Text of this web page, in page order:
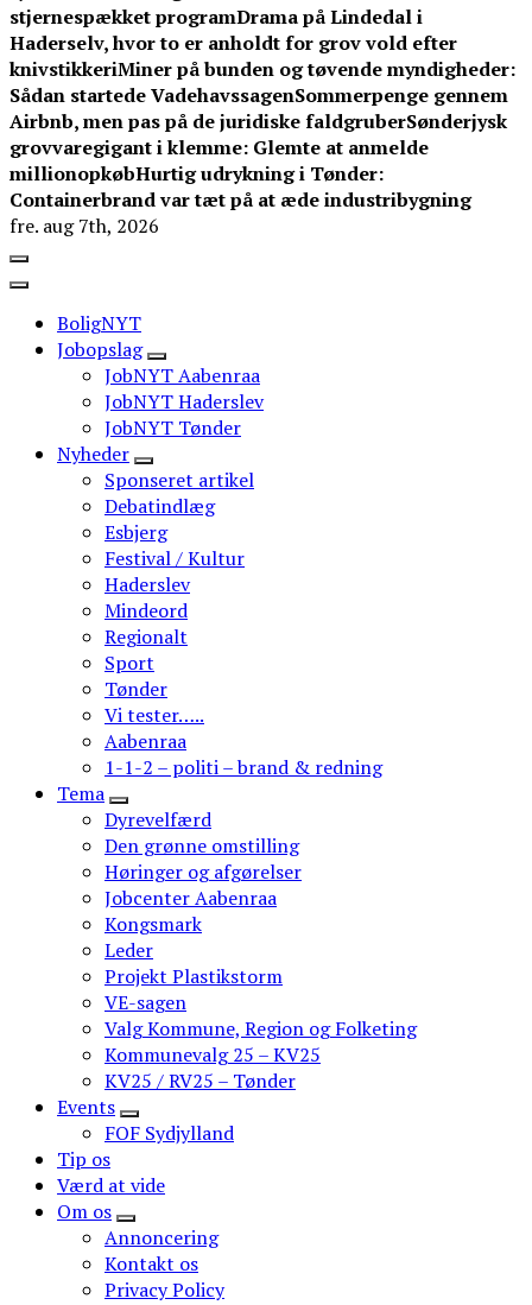
stjernespækket programDrama på Lindedal i
Haderselv, hvor to er anholdt for grov vold efter
knivstikkeriMiner på bunden og tøvende myndigheder:
Sådan startede VadehavssagenSommerpenge gennem
Airbnb, men pas på de juridiske faldgruberSønderjysk
grovvaregigant i klemme: Glemte at anmelde
millionopkøbHurtig udrykning i Tønder:
Containerbrand var tæt på at æde industribygning
fre. aug 7th, 2026
BoligNYT
Jobopslag
JobNYT Aabenraa
JobNYT Haderslev
JobNYT Tønder
Nyheder
Sponseret artikel
Debatindlæg
Esbjerg
Festival / Kultur
Haderslev
Mindeord
Regionalt
Sport
Tønder
Vi tester…..
Aabenraa
1-1-2 – politi – brand & redning
Tema
Dyrevelfærd
Den grønne omstilling
Høringer og afgørelser
Jobcenter Aabenraa
Kongsmark
Leder
Projekt Plastikstorm
VE-sagen
Valg Kommune, Region og Folketing
Kommunevalg 25 – KV25
KV25 / RV25 – Tønder
Events
FOF Sydjylland
Tip os
Værd at vide
Om os
Annoncering
Kontakt os
Privacy Policy